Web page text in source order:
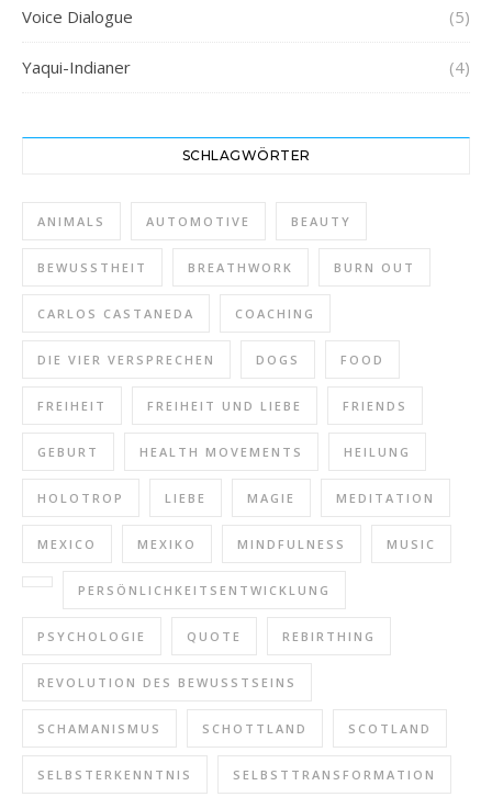
Voice Dialogue (5)
Yaqui-Indianer (4)
SCHLAGWÖRTER
ANIMALS AUTOMOTIVE BEAUTY
BEWUSSTHEIT BREATHWORK BURN OUT
CARLOS CASTANEDA COACHING
DIE VIER VERSPRECHEN DOGS FOOD
FREIHEIT FREIHEIT UND LIEBE FRIENDS
GEBURT HEALTH MOVEMENTS HEILUNG
HOLOTROP LIEBE MAGIE MEDITATION
MEXICO MEXIKO MINDFULNESS MUSIC
PERSÖNLICHKEITSENTWICKLUNG
PSYCHOLOGIE QUOTE REBIRTHING
REVOLUTION DES BEWUSSTSEINS
SCHAMANISMUS SCHOTTLAND SCOTLAND
SELBSTERKENNTNIS SELBSTTRANSFORMATION